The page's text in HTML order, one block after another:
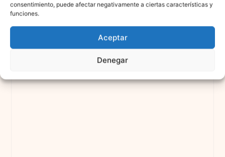
consentimiento, puede afectar negativamente a ciertas características y
funciones.
Aceptar
Denegar